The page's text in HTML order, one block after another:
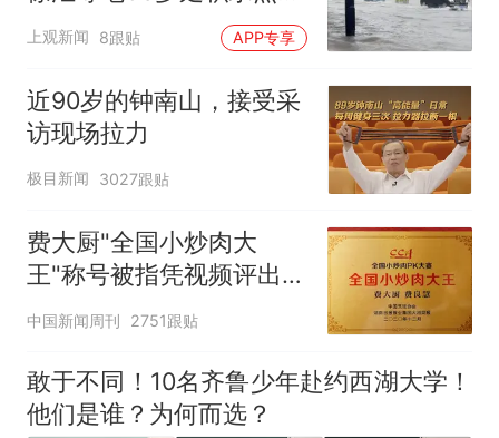
在抢排
上观新闻 8跟贴 APP专享
近90岁的钟南山，接受采
访现场拉力
极目新闻 3027跟贴
费大厨"全国小炒肉大
王"称号被指凭视频评出
官方回应
中国新闻周刊 2751跟贴
敢于不同！10名齐鲁少年赴约西湖大学！
他们是谁？为何而选？